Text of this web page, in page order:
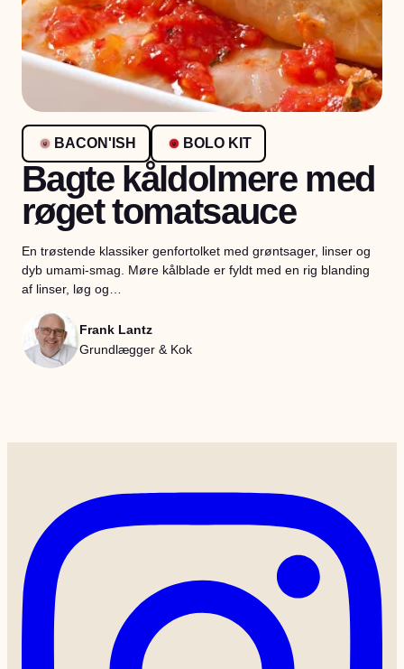
BACON'ISH BOLO KIT
Bagte kåldolmere med
røget tomatsauce
En trøstende klassiker genfortolket med grøntsager, linser og
dyb umami-smag. Møre kålblade er fyldt med en rig blanding
af linser, løg og…
Frank Lantz
Grundlægger & Kok